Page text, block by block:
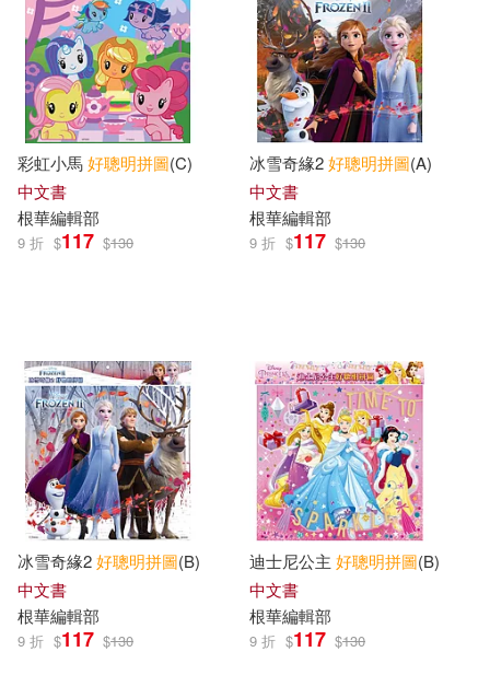
彩虹小馬好聰明拼圖(C)
中文書
根華編輯部
9 折 $117 $130
冰雪奇緣2好聰明拼圖(A)
中文書
根華編輯部
9 折 $117 $130
冰雪奇緣2好聰明拼圖(B)
中文書
根華編輯部
9 折 $117 $130
迪士尼公主 好聰明拼圖(B)
中文書
根華編輯部
9 折 $117 $130